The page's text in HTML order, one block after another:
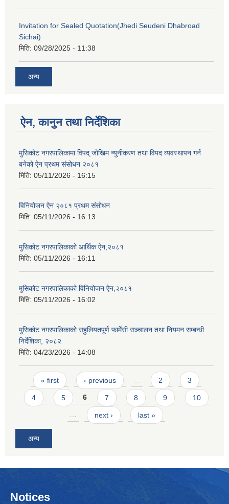
Invitation for Sealed Quotation(Jhedi Seudeni Dhabroad
Sichai)
मिति: 09/28/2025 - 11:38
अन्य
ऐन, कानुन तथा निर्देशिका
मुसिकोट नगरपालिकामा विपद् जोखिम न्युनीकरण तथा विपद व्यवस्थापन गर्न
बनेको ऐन प्रथम संसोधन २०८१
मिति: 05/11/2026 - 16:15
विनियोजन ऐन २०८१ प्रथम संसोधन
मिति: 05/11/2026 - 16:13
मुसिकोट नगरपालिकाको आर्थिक ऐन,२०८१
मिति: 05/11/2026 - 16:11
मुसिकोट नगरपालिकाको विनियोजन ऐन,२०८१
मिति: 05/11/2026 - 16:02
मुसिकोट नगरपालिकाको सहुलियतपूर्ण फार्मेसी सञ्चालन तथा नियमन सम्बन्धी
निर्देशिका, २०८२
मिति: 04/23/2026 - 14:08
Pages
« first ‹ previous … 2 3
4 5 6 7 8 9 10
… next › last »
अन्य
Notices